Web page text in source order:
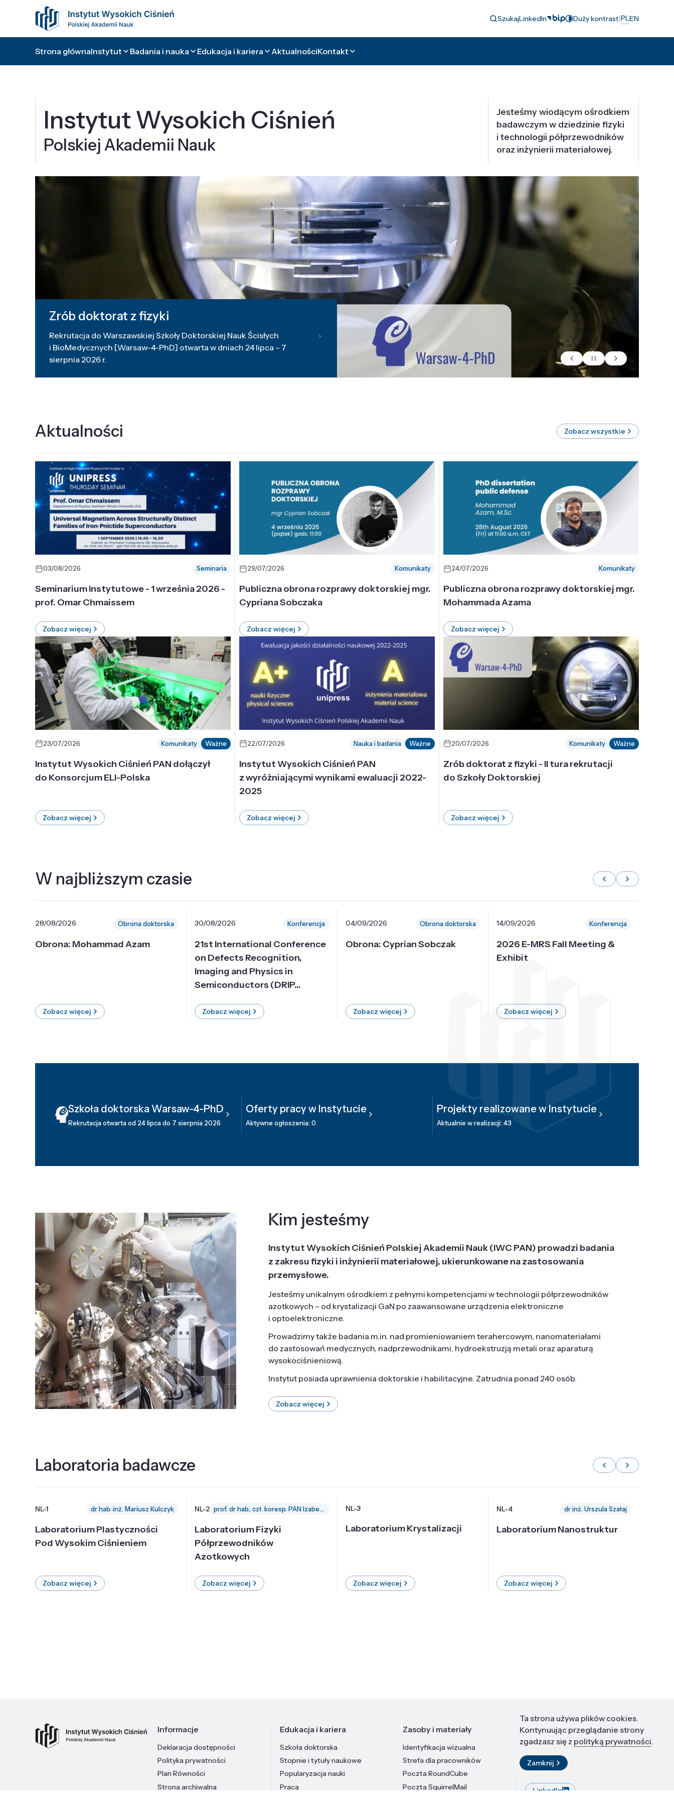
SzukajLinkedIn Duży kontrast|PLEN
Strona głównaInstytut Badania i nauka Edukacja i kariera AktualnościKontakt
Instytut Wysokich Ciśnień
Polskiej Akademii Nauk
Jesteśmy wiodącym ośrodkiem
badawczym w dziedzinie fizyki
i technologii półprzewodników
oraz inżynierii materiałowej.
Zrób doktorat z fizyki
Rekrutacja do Warszawskiej Szkoły Doktorskiej Nauk Ścisłych
i BioMedycznych [Warsaw-4-PhD] otwarta w dniach 24 lipca – 7
sierpnia 2026 r.
Aktualności Zobacz wszystkie
03/08/2026 Seminaria
Seminarium Instytutowe - 1 września 2026 -
prof. Omar Chmaissem
Zobacz więcej
29/07/2026 Komunikaty
Publiczna obrona rozprawy doktorskiej mgr.
Cypriana Sobczaka
Zobacz więcej
24/07/2026 Komunikaty
Publiczna obrona rozprawy doktorskiej mgr.
Mohammada Azama
Zobacz więcej
23/07/2026 Komunikaty Ważne
Instytut Wysokich Ciśnień PAN dołączył
do Konsorcjum ELI-Polska
Zobacz więcej
22/07/2026 Nauka i badania Ważne
Instytut Wysokich Ciśnień PAN
z wyróżniającymi wynikami ewaluacji 2022-
2025
Zobacz więcej
20/07/2026 Komunikaty Ważne
Zrób doktorat z fizyki - II tura rekrutacji
do Szkoły Doktorskiej
Zobacz więcej
W najbliższym czasie
28/08/2026 Obrona doktorska
Obrona: Mohammad Azam
Zobacz więcej
30/08/2026 Konferencja
21st International Conference
on Defects Recognition,
Imaging and Physics in
Semiconductors (DRIP...
Zobacz więcej
04/09/2026 Obrona doktorska
Obrona: Cyprian Sobczak
Zobacz więcej
14/09/2026 Konferencja
2026 E-MRS Fall Meeting &
Exhibit
Zobacz więcej
Szkoła doktorska Warsaw-4-PhD
Rekrutacja otwarta od 24 lipca do 7 sierpnia 2026
Oferty pracy w Instytucie
Aktywne ogłoszenia: 0
Projekty realizowane w Instytucie
Aktualnie w realizacji: 43
Kim jesteśmy
Instytut Wysokich Ciśnień Polskiej Akademii Nauk (IWC PAN) prowadzi badania
z zakresu fizyki i inżynierii materiałowej, ukierunkowane na zastosowania
przemysłowe.
Jesteśmy unikalnym ośrodkiem z pełnymi kompetencjami w technologii półprzewodników
azotkowych – od krystalizacji GaN po zaawansowane urządzenia elektroniczne
i optoelektroniczne.
Prowadzimy także badania m.in. nad promieniowaniem terahercowym, nanomateriałami
do zastosowań medycznych, nadprzewodnikami, hydroekstruzją metali oraz aparaturą
wysokociśnieniową.
Instytut posiada uprawnienia doktorskie i habilitacyjne. Zatrudnia ponad 240 osób.
Zobacz więcej
Laboratoria badawcze
NL-1 dr hab. inż. Mariusz Kulczyk
Laboratorium Plastyczności
Pod Wysokim Ciśnieniem
Zobacz więcej
NL-2 prof. dr hab., czł. koresp. PAN Izabella Grzegory
Laboratorium Fizyki
Półprzewodników
Azotkowych
Zobacz więcej
NL-3
Laboratorium Krystalizacji
Zobacz więcej
NL-4 dr inż. Urszula Szałaj
Laboratorium Nanostruktur
Zobacz więcej
Informacje
Deklaracja dostępności
Polityka prywatności
Plan Równości
Strona archiwalna
Edukacja i kariera
Szkoła doktorska
Stopnie i tytuły naukowe
Popularyzacja nauki
Praca
Zasoby i materiały
Identyfikacja wizualna
Strefa dla pracowników
Poczta RoundCube
Poczta SquirrelMail
Kontakt
Instytut Wysokich Ciśnień PAN
ul. Sokołowska 29/37
01-142 Warszawa
LinkedIn
Ta strona używa plików cookies.
Kontynuując przeglądanie strony
zgadzasz się z polityką prywatności.
Zamknij